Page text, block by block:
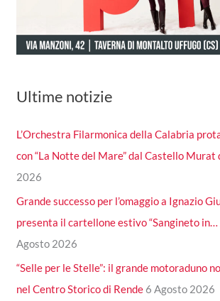
Ultime notizie
L’Orchestra Filarmonica della Calabria
con “La Notte del Mare” dal Castello Murat
2026
Grande successo per l’omaggio a Ignazio
presenta il cartellone estivo “Sangineto in…
Agosto 2026
“Selle per le Stelle”: il grande motoraduno
nel Centro Storico di Rende 6 Agosto 2026